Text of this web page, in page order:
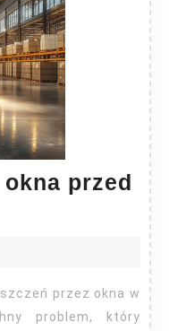
przed
problem, który